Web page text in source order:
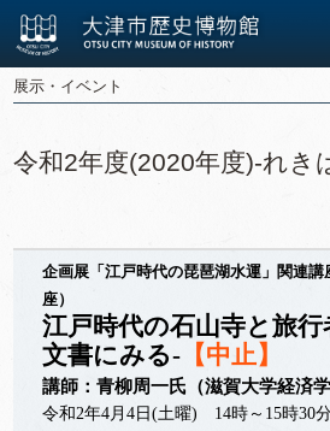
展示・イベント
令和2年度(2020年度)-れき
企画展「江戸時代の琵琶湖水運」関連講
座）
江戸時代の石山寺と旅
文書にみる- 【中止】
講師：青柳周一氏（滋賀大学経済学
令和2年4月4日(土曜) 14時～15時